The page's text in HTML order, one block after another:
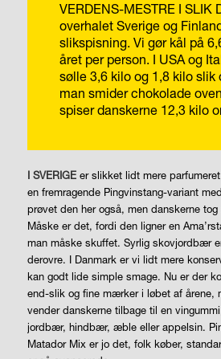
VERDENS-MESTRE I SLIK
overhalet Sverige og
slikspisning. Vi gør kål på
året per person. I USA og
sølle 3,6 kilo og 1,8 kilo slik
man smider chokolade
spiser danskerne 12,3 kilo
I SVERIGEer slikket lidt mere
en fremragende Pingvinstang-variant
prøvet den her også, men danskerne
Måske er det, fordi den ligner en
man måske skuffet. Syrlig skovjordbær
derovre. I Danmark er vi lidt mere
kan godt lide simple smage. Nu er der
end-slik og fine mærker i løbet af årene,
vender danskerne tilbage til en
jordbær, hindbær, æble eller appelsin.
Matador Mix er jo det, folk køber,